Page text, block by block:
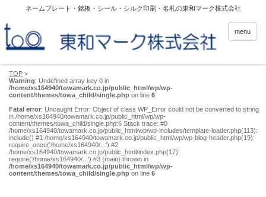
ネームプレート・銘板・シール・シルク印刷・名札の東和マーク株式会社
menu
TOP >
Warning: Undefined array key 0 in
/home/xs164940/towamark.co.jp/public_html/wp/wp-
content/themes/towa_child/single.php on line 6
Fatal error: Uncaught Error: Object of class WP_Error could not be converted to string
in /home/xs164940/towamark.co.jp/public_html/wp/wp-
content/themes/towa_child/single.php:6 Stack trace: #0
/home/xs164940/towamark.co.jp/public_html/wp/wp-includes/template-loader.php(113):
include() #1 /home/xs164940/towamark.co.jp/public_html/wp/wp-blog-header.php(19):
require_once('/home/xs164940/...') #2
/home/xs164940/towamark.co.jp/public_html/index.php(17):
require('/home/xs164940/...') #3 {main} thrown in
/home/xs164940/towamark.co.jp/public_html/wp/wp-
content/themes/towa_child/single.php on line 6